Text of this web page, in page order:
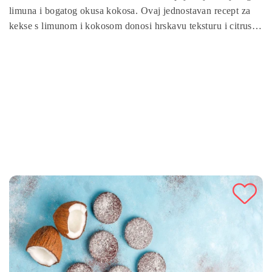
limuna i bogatog okusa kokosa. Ovaj jednostavan recept za
kekse s limunom i kokosom donosi hrskavu teksturu i citrusnu